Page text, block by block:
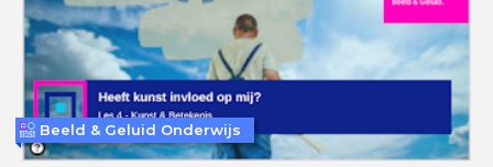
Beeld & Geluid Onderwijs